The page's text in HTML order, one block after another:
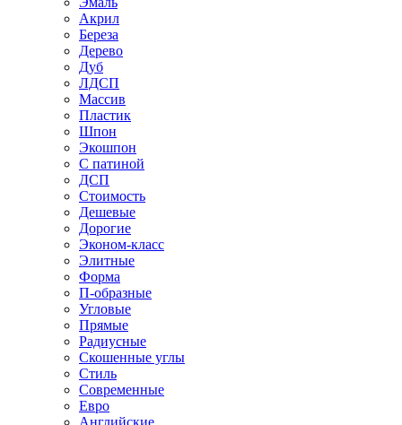
Акрил
Береза
Дерево
Дуб
ЛДСП
Массив
Пластик
Шпон
Экошпон
С патиной
ДСП
Стоимость
Дешевые
Дорогие
Эконом-класс
Элитные
Форма
П-образные
Угловые
Прямые
Радиусные
Скошенные углы
Стиль
Современные
Евро
Английские